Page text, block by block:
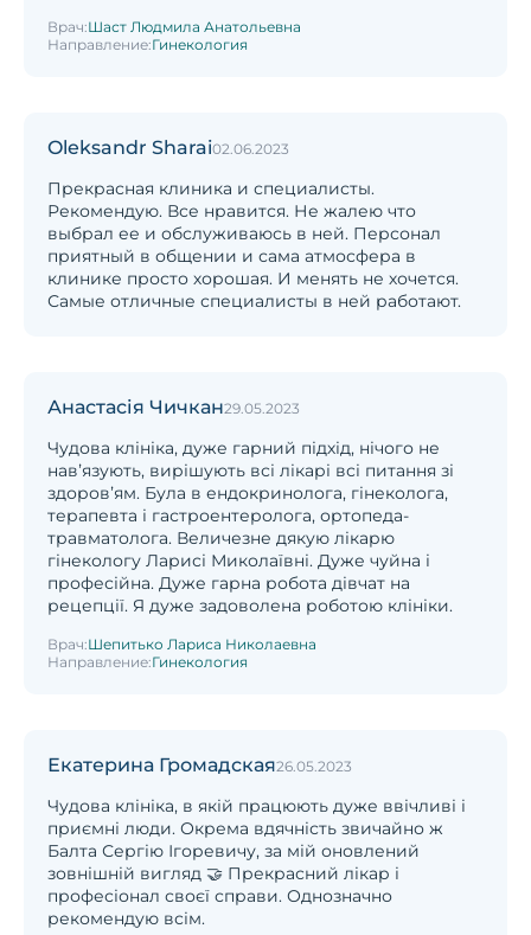
Врач:Шаст Людмила Анатольевна
Направление:Гинекология
Oleksandr Sharai02.06.2023
Прекрасная клиника и специалисты.
Рекомендую. Все нравится. Не жалею что
выбрал ее и обслуживаюсь в ней. Персонал
приятный в общении и сама атмосфера в
клинике просто хорошая. И менять не хочется.
Самые отличные специалисты в ней работают.
Анастасія Чичкан29.05.2023
Чудова клініка, дуже гарний підхід, нічого не
навʼязують, вирішують всі лікарі всі питання зі
здоровʼям. Була в ендокринолога, гінеколога,
терапевта і гастроентеролога, ортопеда-
травматолога. Величезне дякую лікарю
гінекологу Ларисі Миколаївні. Дуже чуйна і
професійна. Дуже гарна робота дівчат на
рецепції. Я дуже задоволена роботою клініки.
Врач:Шепитько Лариса Николаевна
Направление:Гинекология
Екатерина Громадская26.05.2023
Чудова клініка, в якій працюють дуже ввічливі і
приємні люди. Окрема вдячність звичайно ж
Балта Сергію Ігоревичу, за мій оновлений
зовнішній вигляд 🤝 Прекрасний лікар і
професіонал своєї справи. Однозначно
рекомендую всім.